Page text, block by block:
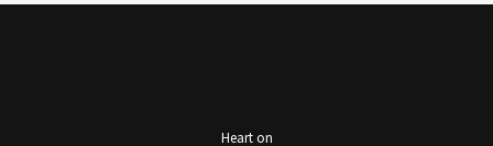
Heart on